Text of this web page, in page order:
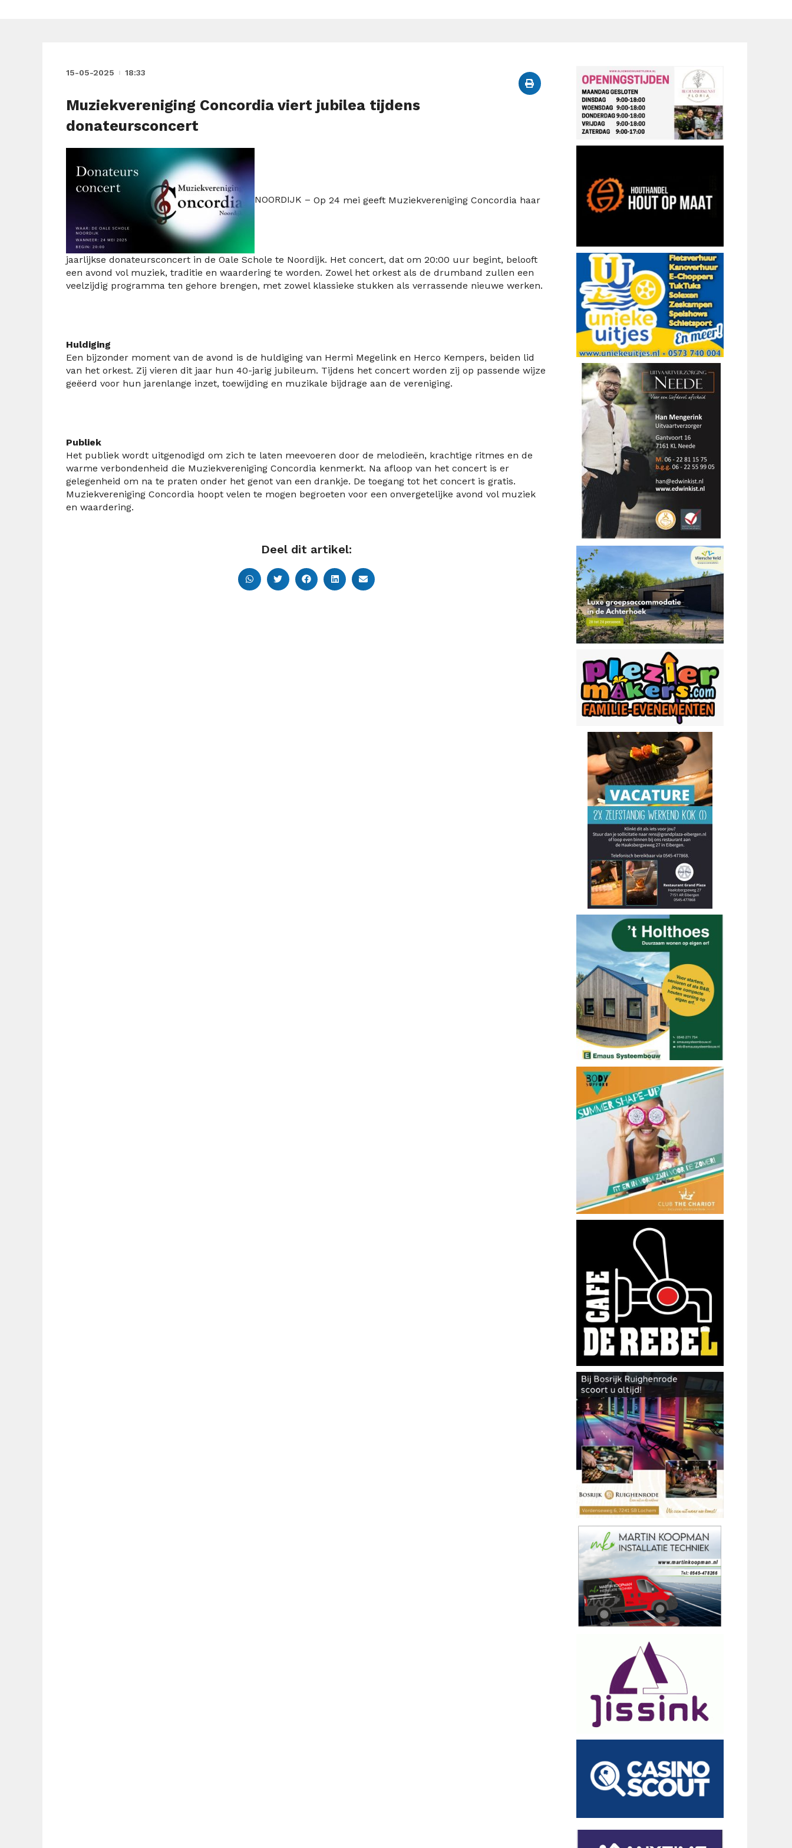
15-05-2025 18:33
Muziekvereniging Concordia viert jubilea tijdens
donateursconcert
NOORDIJK – Op 24 mei geeft Muziekvereniging Concordia haar
jaarlijkse donateursconcert in de Oale Schole te Noordijk. Het concert, dat om 20:00 uur begint, belooft
een avond vol muziek, traditie en waardering te worden. Zowel het orkest als de drumband zullen een
veelzijdig programma ten gehore brengen, met zowel klassieke stukken als verrassende nieuwe werken.
Huldiging
Een bijzonder moment van de avond is de huldiging van Hermi Megelink en Herco Kempers, beiden lid
van het orkest. Zij vieren dit jaar hun 40-jarig jubileum. Tijdens het concert worden zij op passende wijze
geëerd voor hun jarenlange inzet, toewijding en muzikale bijdrage aan de vereniging.
Publiek
Het publiek wordt uitgenodigd om zich te laten meevoeren door de melodieën, krachtige ritmes en de
warme verbondenheid die Muziekvereniging Concordia kenmerkt. Na afloop van het concert is er
gelegenheid om na te praten onder het genot van een drankje. De toegang tot het concert is gratis.
Muziekvereniging Concordia hoopt velen te mogen begroeten voor een onvergetelijke avond vol muziek
en waardering.
Deel dit artikel: